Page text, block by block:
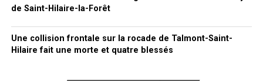
de Saint-Hilaire-la-Forêt
Une collision frontale sur la rocade de Talmont-Saint-
Hilaire fait une morte et quatre blessés